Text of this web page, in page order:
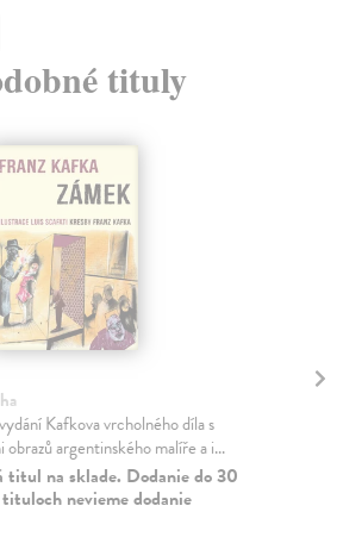
tituly
Kafkova vrcholného díla s
argentinského malíře a i...
titul na sklade. Dodanie do 30
nevieme dodanie